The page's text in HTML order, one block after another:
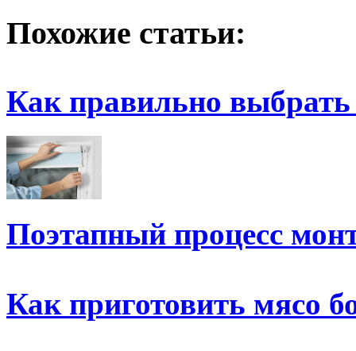
Похожие статьи:
Как правильно
Поэтапный процесс
Как приготовить мясо